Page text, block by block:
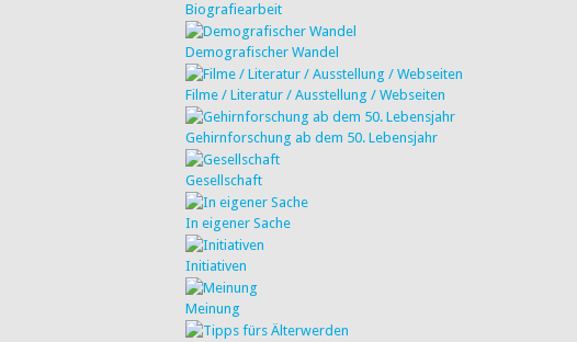
Biografiearbeit
Demografischer Wandel
Filme / Literatur / Ausstellung / Webseiten
Gehirnforschung ab dem 50. Lebensjahr
Gesellschaft
In eigener Sache
Initiativen
Meinung